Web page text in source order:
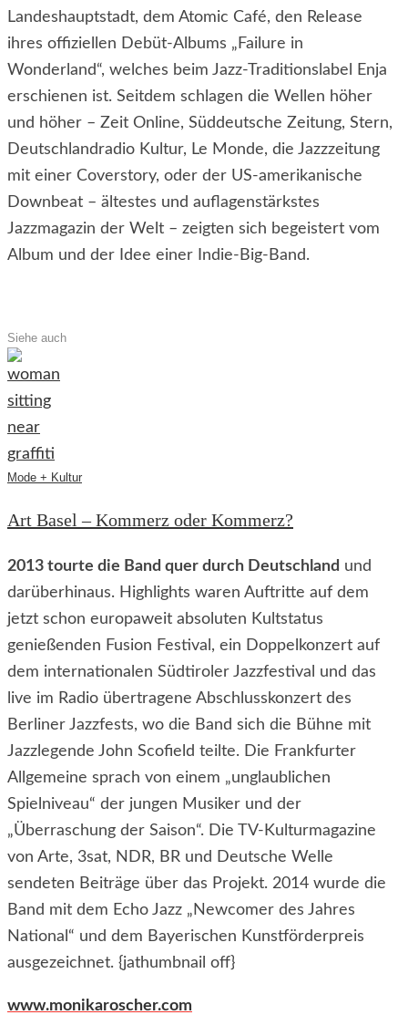
Landeshauptstadt, dem Atomic Café, den Release
ihres offiziellen Debüt-Albums „Failure in
Wonderland“, welches beim Jazz-Traditionslabel Enja
erschienen ist. Seitdem schlagen die Wellen höher
und höher – Zeit Online, Süddeutsche Zeitung, Stern,
Deutschlandradio Kultur, Le Monde, die Jazzzeitung
mit einer Coverstory, oder der US-amerikanische
Downbeat – ältestes und auflagenstärkstes
Jazzmagazin der Welt – zeigten sich begeistert vom
Album und der Idee einer Indie-Big-Band.
Siehe auch
Mode + Kultur
Art Basel – Kommerz oder Kommerz?
2013 tourte die Band quer durch Deutschland und
darüberhinaus. Highlights waren Auftritte auf dem
jetzt schon europaweit absoluten Kultstatus
genießenden Fusion Festival, ein Doppelkonzert auf
dem internationalen Südtiroler Jazzfestival und das
live im Radio übertragene Abschlusskonzert des
Berliner Jazzfests, wo die Band sich die Bühne mit
Jazzlegende John Scofield teilte. Die Frankfurter
Allgemeine sprach von einem „unglaublichen
Spielniveau“ der jungen Musiker und der
„Überraschung der Saison“. Die TV-Kulturmagazine
von Arte, 3sat, NDR, BR und Deutsche Welle
sendeten Beiträge über das Projekt. 2014 wurde die
Band mit dem Echo Jazz „Newcomer des Jahres
National“ und dem Bayerischen Kunstförderpreis
ausgezeichnet. {jathumbnail off}
www.monikaroscher.com